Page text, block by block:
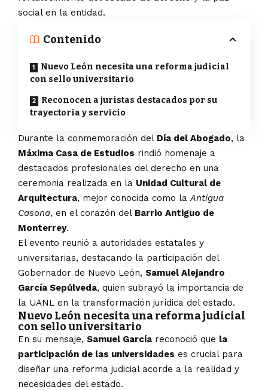
social en la entidad.
Contenido
Nuevo León necesita una reforma judicial
con sello universitario
Reconocen a juristas destacados por su
trayectoria y servicio
Durante la conmemoración del Día del Abogado, la
Máxima Casa de Estudios rindió homenaje a
destacados profesionales del derecho en una
ceremonia realizada en la Unidad Cultural de
Arquitectura, mejor conocida como la Antigua
Casona, en el corazón del Barrio Antiguo de
Monterrey.
El evento reunió a autoridades estatales y
universitarias, destacando la participación del
Gobernador de Nuevo León, Samuel Alejandro
García Sepúlveda, quien subrayó la importancia de
la UANL en la transformación jurídica del estado.
Nuevo León necesita una reforma judicial
con sello universitario
En su mensaje, Samuel García reconoció que la
participación de las universidades es crucial para
diseñar una reforma judicial acorde a la realidad y
necesidades del estado.